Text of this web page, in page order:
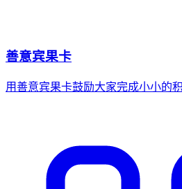
善意宾果卡
用善意宾果卡鼓励大家完成小小的积